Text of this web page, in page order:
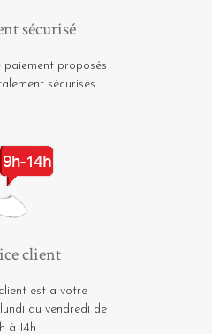
sécurisé
paiement proposés
sécurisés
client
est a votre
au vendredi de
à 14h